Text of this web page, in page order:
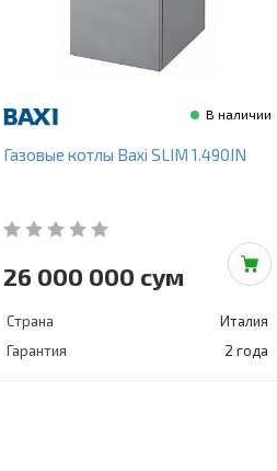
В наличии
Газовые котлы Baxi SLIM 1.490IN
26 000 000 сум
Страна
Италия
Гарантия
2 года